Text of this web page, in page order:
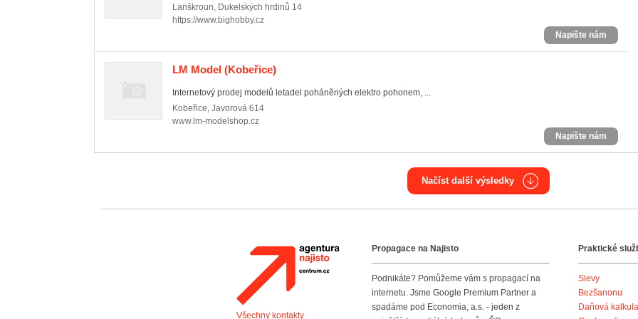
Lanškroun, Dukelských hrdinů 14
https://www.bighobby.cz
Napište nám
LM Model (Kobeřice)
Internetový prodej modelů letadel poháněných elektro pohonem, ...
Kobeřice, Javorová 614
www.lm-modelshop.cz
Napište nám
Načíst další výsledky
Agentura Najisto
Všechny kontakty
Propagace na Najisto
Podnikáte? Pomůžeme vám s propagací na
internetu. Jsme Google Premium Partner a
spadáme pod Economia, a.s. - jeden z
Praktické
Slevy
Bezšanonu
Daňová